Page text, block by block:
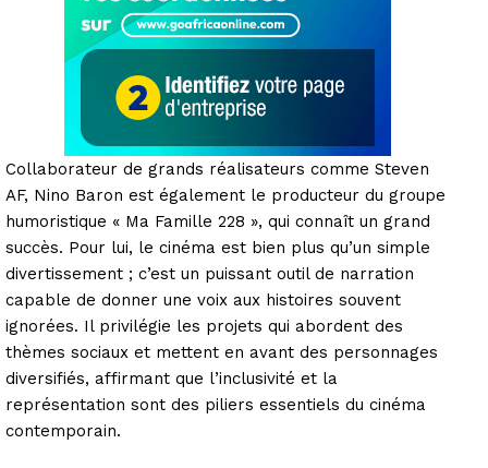
Collaborateur de grands réalisateurs comme Steven
AF, Nino Baron est également le producteur du groupe
humoristique « Ma Famille 228 », qui connaît un grand
succès. Pour lui, le cinéma est bien plus qu’un simple
divertissement ; c’est un puissant outil de narration
capable de donner une voix aux histoires souvent
ignorées. Il privilégie les projets qui abordent des
thèmes sociaux et mettent en avant des personnages
diversifiés, affirmant que l’inclusivité et la
représentation sont des piliers essentiels du cinéma
contemporain.